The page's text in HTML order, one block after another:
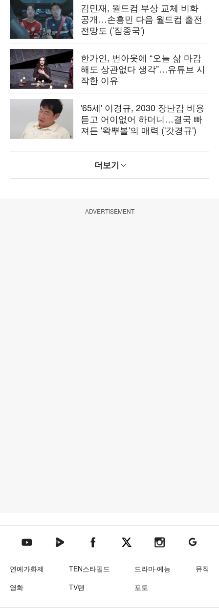
김민재, 월드컵 부상 교체 비화
공개…손흥민 다음 월드컵 출전
전망도 ('짐종국')
한가인, 번아웃에 “오늘 삶 마감
해도 상관없다 생각”…유튜브 시
작한 이유
'65세' 이경규, 2030 장난감 비용
듣고 어이없어 하더니…결국 빠
져든 '왁뿌볼'의 매력 ('갓경규')
더보기
ADVERTISEMENT
텐아시아 유튜브텐아시아 네이버TV텐아시아 페이스북텐아시아 엑스텐아시아 인스타그램
텐아시아
연예가화제 TEN스타필드 드라마·예능
뮤직
영화
TV텐 포토